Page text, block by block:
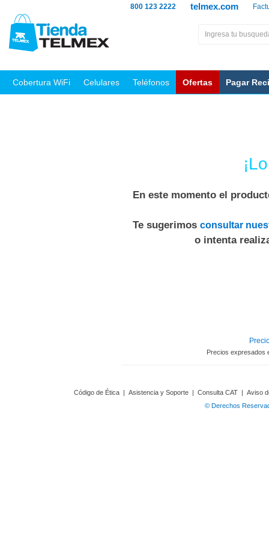
telmex.com
800 123 2222
Cobertura WiFi Celulares Teléfonos Ofertas Pagar
En este momento el
Te sugerimos consultar
o intenta
Precios expresados
Código de Ética | Asistencia y Soporte | Consulta CAT | Aviso
© Derechos